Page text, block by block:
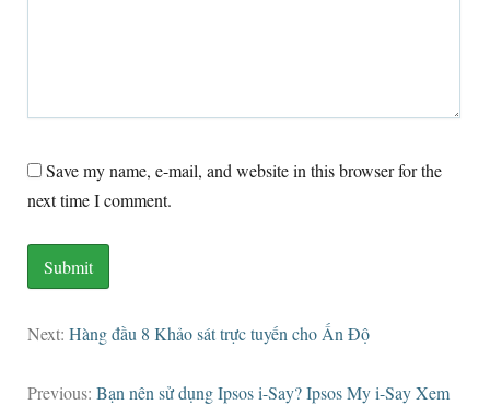
Save my name, e-mail, and website in this browser for the
next time I comment.
Next: Hàng đầu 8 Khảo sát trực tuyến cho Ấn Độ
Previous: Bạn nên sử dụng Ipsos i-Say? Ipsos My i-Say Xem